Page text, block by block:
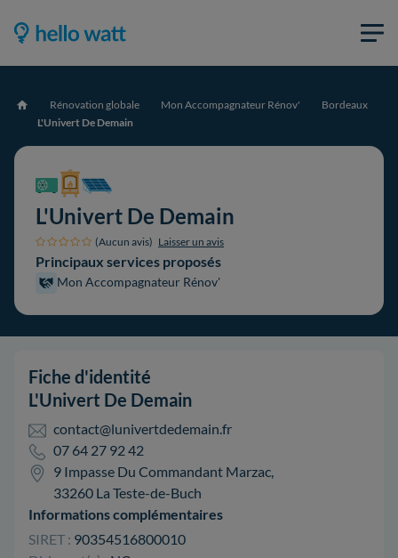
Accueil Rénovation globale Mon Accompagnateur Rénov'
Bordeaux
L'Univert De Demain
L'Univert De Demain
(Aucun avis) Laisser un avis
Principaux services proposés
Mon Accompagnateur Rénov'
Fiche d'identité
L'Univert De Demain
contact@lunivertdedemain.fr
07 64 27 92 42
9 Impasse Du Commandant Marzac,
33260 La Teste-de-Buch
Informations complémentaires
SIRET : 90354516800010